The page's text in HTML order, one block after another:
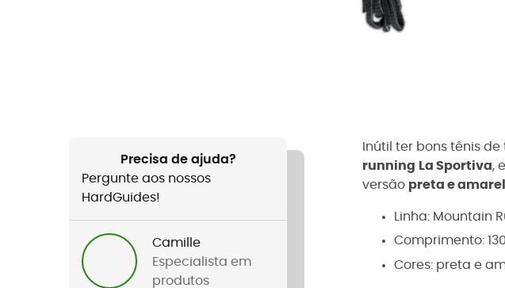
Precisa de ajuda?
Pergunte aos nossos
HardGuides!
Camille
Especialista em
produtos
Inútil ter bons tênis
running La Sportiva,
versão preta e
Linha: Mountain
Comprimento:
Cores: preta e